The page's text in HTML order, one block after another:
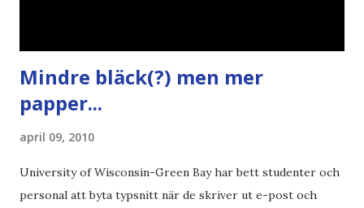
Mindre bläck(?) men mer
papper...
april 09, 2010
University of Wisconsin-Green Bay har bett studenter och
personal att byta typsnitt när de skriver ut e-post och